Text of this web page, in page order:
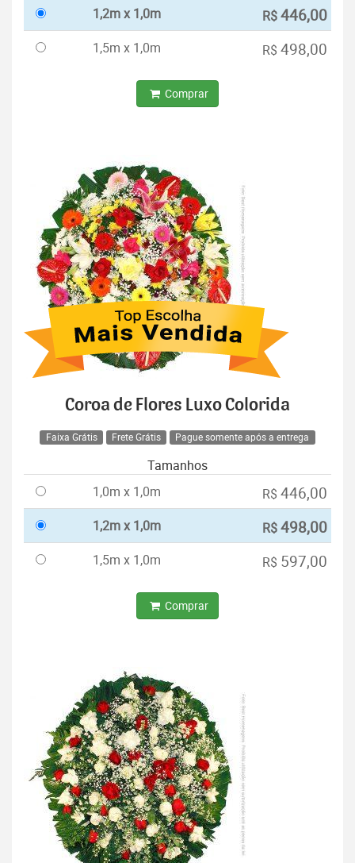
1,2m x 1,0m R$446,00
1,5m x 1,0m R$ 498,00
Comprar
Coroa de Flores Luxo Colorida
Faixa Grátis Frete Grátis Pague somente após a entrega
Tamanhos
1,0m x 1,0m
R$ 446,00
1,2m x 1,0m R$498,00
1,5m x 1,0m R$ 597,00
Comprar